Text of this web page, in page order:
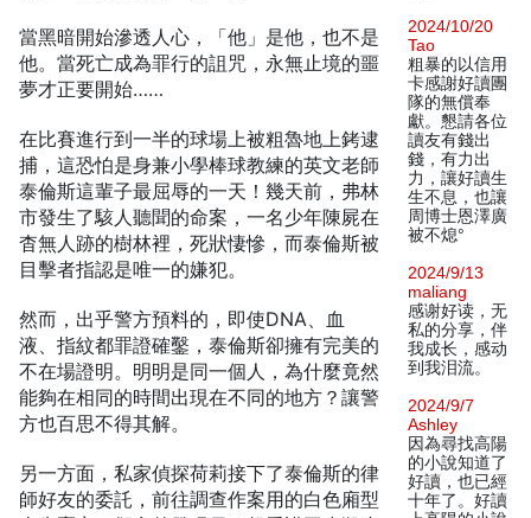
當黑暗開始滲透人心，「他」是他，也不是
他。當死亡成為罪行的詛咒，永無止境的噩
夢才正要開始……
在比賽進行到一半的球場上被粗魯地上銬逮
捕，這恐怕是身兼小學棒球教練的英文老師
泰倫斯這輩子最屈辱的一天！幾天前，弗林
市發生了駭人聽聞的命案，一名少年陳屍在
杳無人跡的樹林裡，死狀悽慘，而泰倫斯被
目擊者指認是唯一的嫌犯。
然而，出乎警方預料的，即使DNA、血
液、指紋都罪證確鑿，泰倫斯卻擁有完美的
不在場證明。明明是同一個人，為什麼竟然
能夠在相同的時間出現在不同的地方？讓警
方也百思不得其解。
另一方面，私家偵探荷莉接下了泰倫斯的律
師好友的委託，前往調查作案用的白色廂型
2024/10/20
Tao
粗暴的以信用
卡感謝好讀團
隊的無償奉
獻。懇請各位
讀友有錢出
錢，有力出
力，讓好讀生
生不息，也讓
周博士恩澤廣
被不熄°
2024/9/13
maliang
感谢好读，无
私的分享，伴
我成长，感动
到我泪流。
2024/9/7
Ashley
因為尋找高陽
的小說知道了
好讀，也已經
十年了。好讀